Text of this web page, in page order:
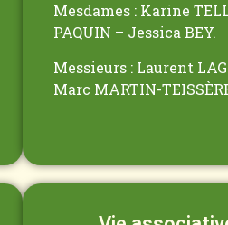
Mesdames : Karine
PAQUIN – Jessica BEY.
Messieurs : Laurent
Marc MARTIN-